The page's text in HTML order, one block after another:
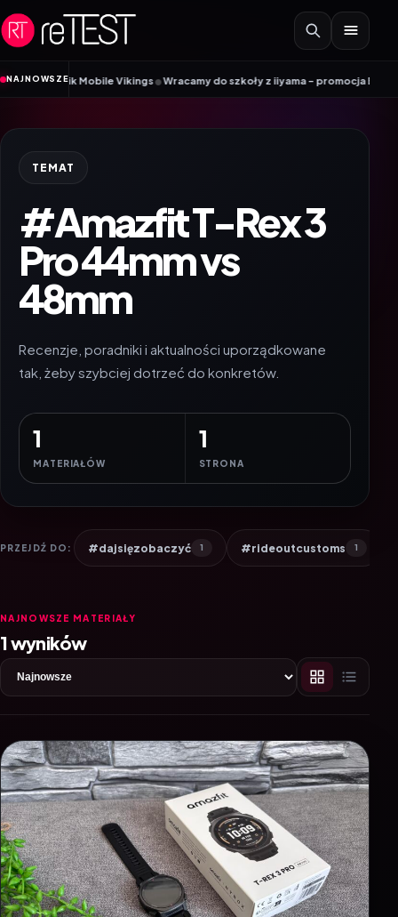
Przejdź do treści
NAJNOWSZEMobile Vikings•Wracamy do szkoły z iiyama – promocja Back to
TEMAT
#Amazfit T-Rex 3
Pro 44mm vs
48mm
Recenzje, poradniki i aktualności uporządkowane
tak, żeby szybciej dotrzeć do konkretów.
1
MATERIAŁÓW
1
STRONA
PRZEJDŹ DO: #dajsięzobaczyć 1 #rideoutcustoms 1
NAJNOWSZE MATERIAŁY
1 wyników